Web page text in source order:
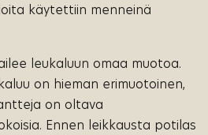
käytettiin menneinä
leukaluun omaa muotoa.
on hieman erimuotoinen,
on oltava
Ennen leikkausta potilas